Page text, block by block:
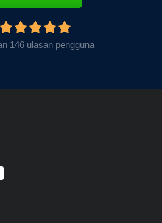
146 ulasan pengguna